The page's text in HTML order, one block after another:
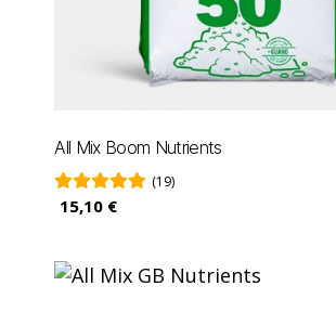
All Mix Boom Nutrients
(19)
15,10 €